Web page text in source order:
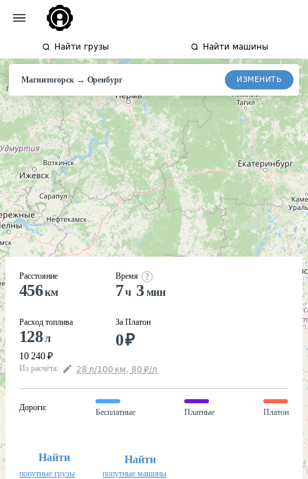
Найти грузы Найти машины
Магнитогорск→ Оренбург ИЗМЕНИТЬ
Расстояние
456км
Расход топлива
128л
10 240 ₽
Время
7ч 3мин
За Платон
0₽
Из расчёта: 28 л/100 км, 80 ₽/л
Дороги:
Бесплатные Платные Платон
Найти
попутные грузы
Найти
попутные машины